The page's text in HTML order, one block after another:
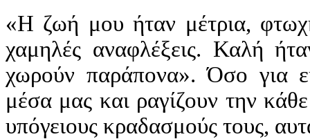
«Η ζωή μου ήταν μέτρια,
χαμηλές αναφλέξεις. Καλή
χωρούν παράπονα». Όσο για
μέσα μας και ραγίζουν την
υπόγειους κραδασμούς τους,